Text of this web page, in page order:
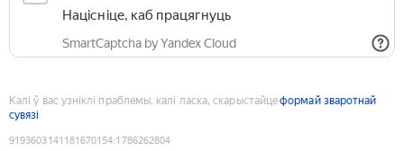
Націсніце, каб працягнуць
SmartCaptcha by Yandex Cloud
Калі ў вас узніклі праблемы, калі ласка, скарыстайцеформай зваротнай
сувязі
9193603141181670154:1786262804